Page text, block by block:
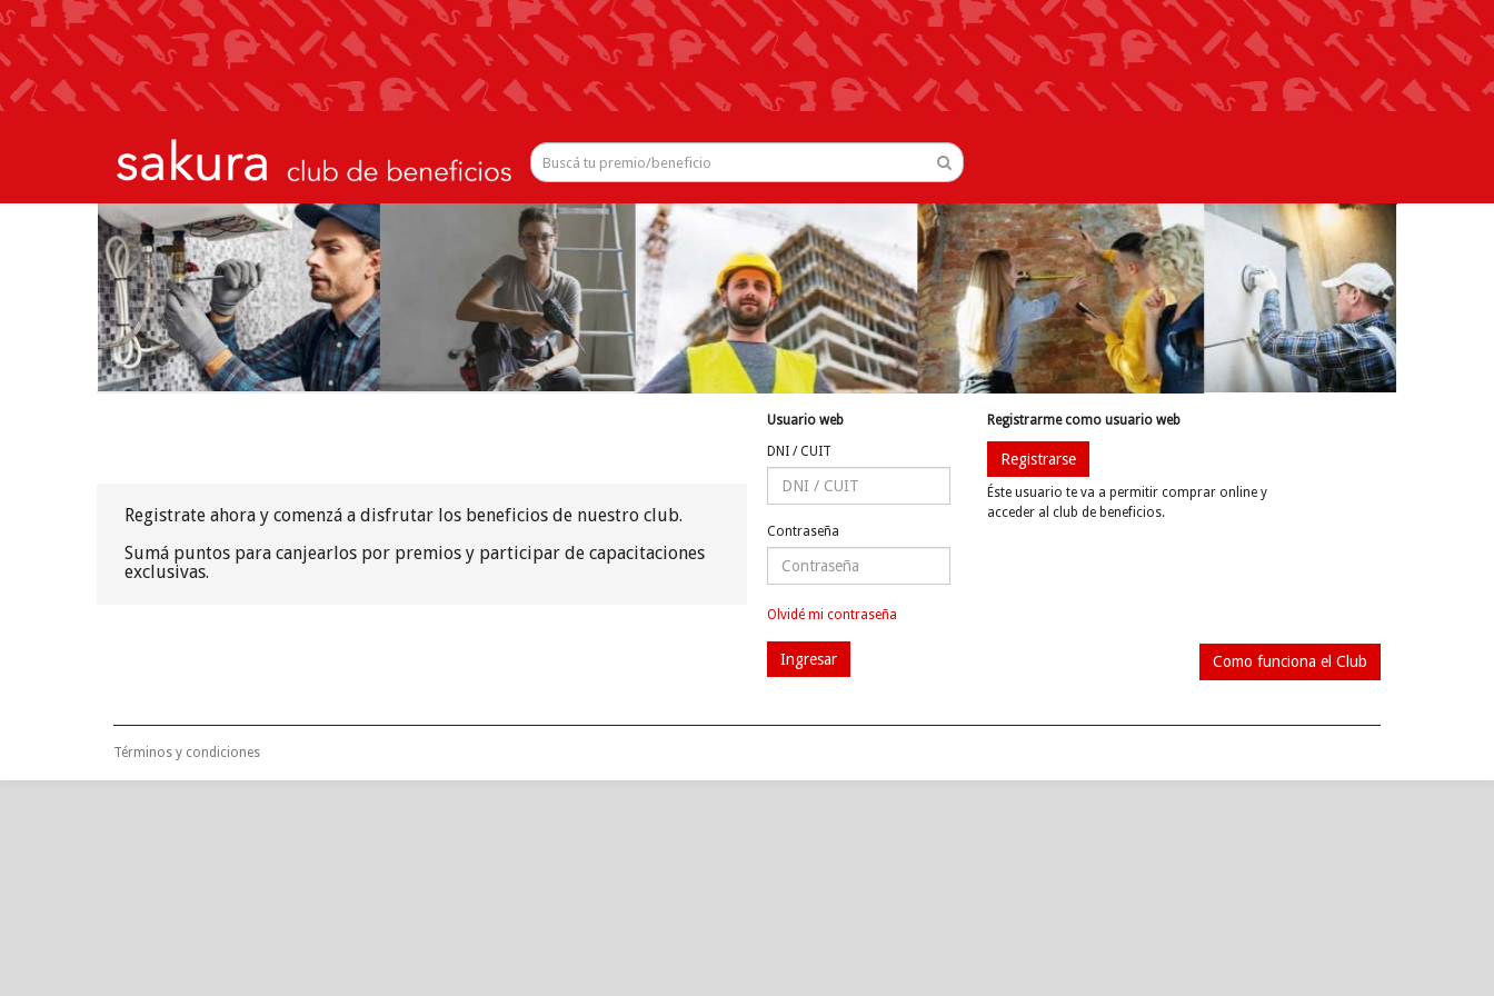
Registrate ahora y comenzá a disfrutar los beneficios de nuestro club.
Sumá puntos para canjearlos por premios y participar de capacitaciones
exclusivas.
Usuario web
DNI / CUIT
Contraseña
Olvidé mi contraseña
Registrarme como usuario web
Registrarse
Éste usuario te va a permitir comprar online y
acceder al club de beneficios.
Como funciona el Club
Términos y condiciones